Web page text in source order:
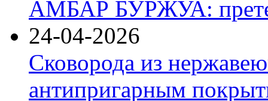
АМБАР БУРЖУА:
24-04-2026
Сковорода из
антипригарным